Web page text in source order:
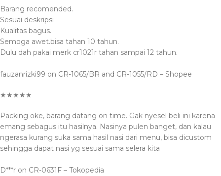
Barang recomended.
Sesuai deskripsi
Kualitas bagus.
Semoga awet.bisa tahan 10 tahun.
Dulu dah pakai merk cr1021r tahan sampai 12 tahun.
fauzanrizki99 on CR-1065/BR and CR-1055/RD – Shopee
★★★★★
Packing oke, barang datang on time. Gak nyesel beli ini karena
emang sebagus itu hasilnya. Nasinya pulen banget, dan kalau
ngerasa kurang suka sama hasil nasi dari menu, bisa dicustom
sehingga dapat nasi yg sesuai sama selera kita
D***r on CR-0631F – Tokopedia